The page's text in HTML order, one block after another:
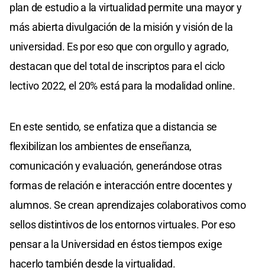
plan de estudio a la virtualidad permite una mayor y
más abierta divulgación de la misión y visión de la
universidad. Es por eso que con orgullo y agrado,
destacan que del total de inscriptos para el ciclo
lectivo 2022, el 20% está para la modalidad online.
En este sentido, se enfatiza que a distancia se
flexibilizan los ambientes de enseñanza,
comunicación y evaluación, generándose otras
formas de relación e interacción entre docentes y
alumnos. Se crean aprendizajes colaborativos como
sellos distintivos de los entornos virtuales. Por eso
pensar a la Universidad en éstos tiempos exige
hacerlo también desde la virtualidad.